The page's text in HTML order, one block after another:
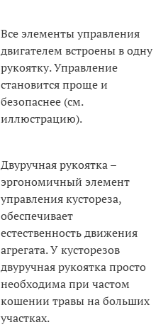
Все элементы управления
двигателем встроены в одну
рукоятку. Управление
становится проще и
безопаснее (см.
иллюстрацию).
Двуручная рукоятка –
эргономичный элемент
управления кустореза,
обеспечивает
естественность движения
агрегата. У кусторезов
двуручная рукоятка просто
необходима при частом
кошении травы на больших
участках.